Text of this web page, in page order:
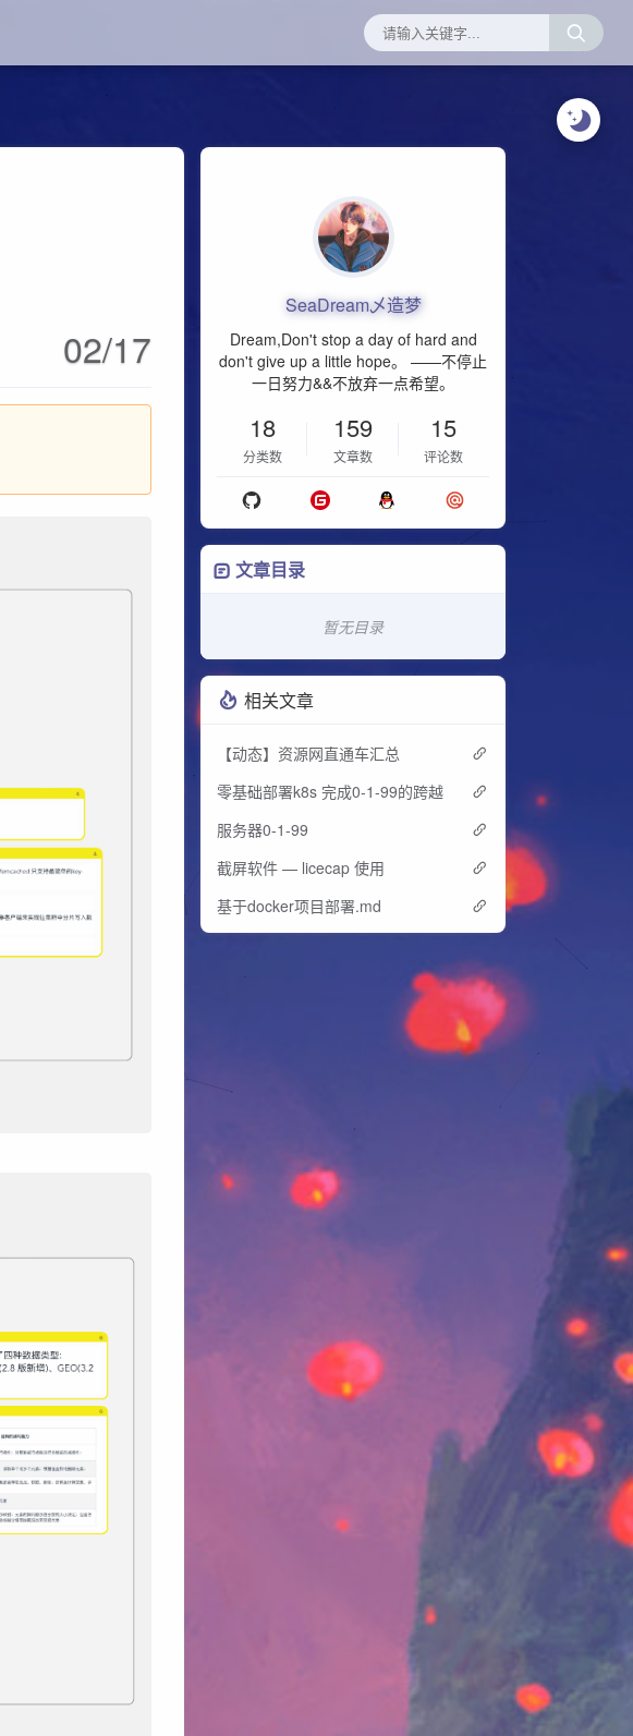
02/17
SeaDream乄造梦
Dream,Don't stop a day of hard and
don't give up a little hope。 ——不停止
一日努力&&不放弃一点希望。
18
分类数
159
文章数
15
评论数
文章目录
暂无目录
相关文章
【动态】资源网直通车汇总
零基础部署k8s 完成0-1-99的跨越
服务器0-1-99
截屏软件 — licecap 使用
基于docker项目部署.md